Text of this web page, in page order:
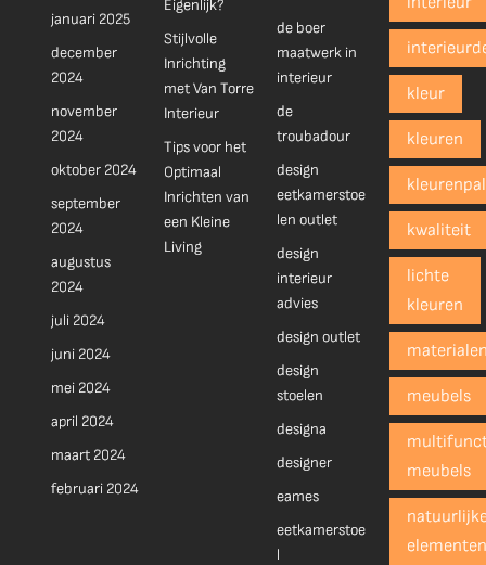
januari 2025
december
2024
november
2024
oktober 2024
september
2024
augustus
2024
juli 2024
juni 2024
mei 2024
april 2024
maart 2024
februari 2024
Eigenlijk?
Stijlvolle
Inrichting
met Van Torre
Interieur
Tips voor het
Optimaal
Inrichten van
een Kleine
Living
de boer
maatwerk in
interieur
de
troubadour
design
eetkamerstoe
len outlet
design
interieur
advies
design outlet
design
stoelen
designa
designer
eames
eetkamerstoe
l
kleur
kleuren
kwaliteit
lichte
kleuren
meubels
meubels